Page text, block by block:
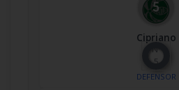
Cipriano
Nº
5
DEFENSOR